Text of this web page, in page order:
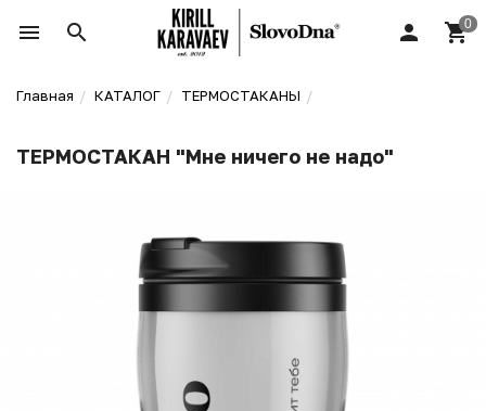
Главная КАТАЛОГ ТЕРМОСТАКАНЫ
ТЕРМОСТАКАН "Мне ничего не надо"